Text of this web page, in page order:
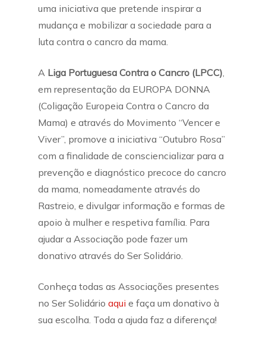
uma iniciativa que pretende inspirar a
mudança e mobilizar a sociedade para a
luta contra o cancro da mama.
A Liga Portuguesa Contra o Cancro (LPCC),
em representação da EUROPA DONNA
(Coligação Europeia Contra o Cancro da
Mama) e através do Movimento “Vencer e
Viver”, promove a iniciativa “Outubro Rosa”
com a finalidade de consciencializar para a
prevenção e diagnóstico precoce do cancro
da mama, nomeadamente através do
Rastreio, e divulgar informação e formas de
apoio à mulher e respetiva família. Para
ajudar a Associação pode fazer um
donativo através do Ser Solidário.
Conheça todas as Associações presentes
no Ser Solidário aqui e faça um donativo à
sua escolha. Toda a ajuda faz a diferença!